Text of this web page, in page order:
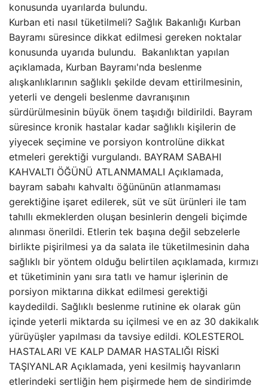
konusunda uyarılarda bulundu.
Kurban eti nasıl tüketilmeli? Sağlık Bakanlığı Kurban
Bayramı süresince dikkat edilmesi gereken noktalar
konusunda uyarıda bulundu. Bakanlıktan yapılan
açıklamada, Kurban Bayramı'nda beslenme
alışkanlıklarının sağlıklı şekilde devam ettirilmesinin,
yeterli ve dengeli beslenme davranışının
sürdürülmesinin büyük önem taşıdığı bildirildi. Bayram
süresince kronik hastalar kadar sağlıklı kişilerin de
yiyecek seçimine ve porsiyon kontrolüne dikkat
etmeleri gerektiği vurgulandı. BAYRAM SABAHI
KAHVALTI ÖĞÜNÜ ATLANMAMALI Açıklamada,
bayram sabahı kahvaltı öğününün atlanmaması
gerektiğine işaret edilerek, süt ve süt ürünleri ile tam
tahıllı ekmeklerden oluşan besinlerin dengeli biçimde
alınması önerildi. Etlerin tek başına değil sebzelerle
birlikte pişirilmesi ya da salata ile tüketilmesinin daha
sağlıklı bir yöntem olduğu belirtilen açıklamada, kırmızı
et tüketiminin yanı sıra tatlı ve hamur işlerinin de
porsiyon miktarına dikkat edilmesi gerektiği
kaydedildi. Sağlıklı beslenme rutinine ek olarak gün
içinde yeterli miktarda su içilmesi ve en az 30 dakikalık
yürüyüşler yapılması da tavsiye edildi. KOLESTEROL
HASTALARI VE KALP DAMAR HASTALIĞI RİSKİ
TAŞIYANLAR Açıklamada, yeni kesilmiş hayvanların
etlerindeki sertliğin hem pişirmede hem de sindirimde